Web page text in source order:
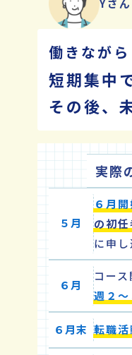
働きながら
短期集中
その後、
Yさん
実際
５月
６月開
の初
に申し
６月
コース
週２〜
６月末 転職活